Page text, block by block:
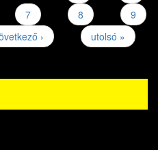
7 8
9
› utolsó »